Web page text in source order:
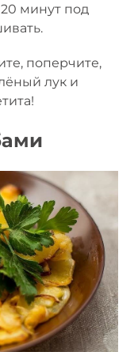
минут под
поперчите,
лук и